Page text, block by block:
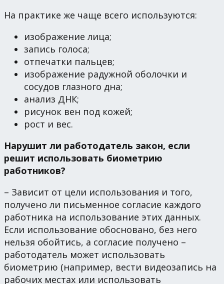
На практике же чаще всего используются:
изображение лица;
запись голоса;
отпечатки пальцев;
изображение радужной оболочки и
сосудов глазного дна;
анализ ДНК;
рисунок вен под кожей;
рост и вес.
Нарушит ли работодатель закон, если
решит использовать биометрию
работников?
– Зависит от цели использования и того,
получено ли письменное согласие каждого
работника на использование этих данных.
Если использование обосновано, без него
нельзя обойтись, а согласие получено –
работодатель может использовать
биометрию (например, вести видеозапись на
рабочих местах или использовать